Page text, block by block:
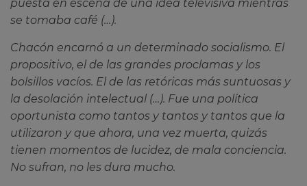
puesta en escena de una idea televisiva mientras
se tomaba café (…).
Chacón encarnó a un determinado socialismo. El
propositivo, el de las grandes proclamas y los
bolsillos vacíos. El de las retóricas más suntuosas y
la desolación intelectual (…). Fue una política
oportunista como tantos y tantos y tantos que la
utilizaron y que ahora, una vez muerta, quizás
tienen momentos de lucidez, de mala conciencia.
No sufran, no les dura mucho.